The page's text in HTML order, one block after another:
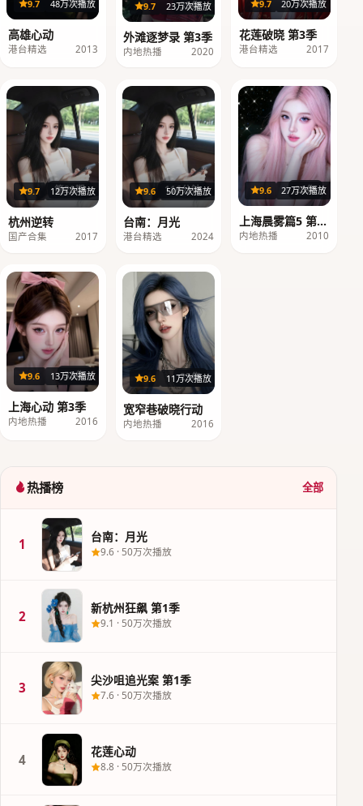
9.7 48万次播放
高雄心动
港台精选 2013
39集
9.7 23万次播放
外滩逐梦录 第3季
内地热播 2020
9.7 20万次播放
花莲破晓 第3季
港台精选 2017
第20期
9.7 12万次播放
杭州逆转
国产合集 2017
116分钟
9.6 50万次播放
台南：月光
港台精选 2024
26集
9.6 27万次播放
上海晨雾篇5 第2
季
内地热播 2010
33集
9.6 13万次播放
上海心动 第3季
内地热播 2016
23集
9.6 11万次播放
宽窄巷破晓行动
内地热播 2016
热播榜 全部
1 台南：月光
9.6 · 50万次播放
2 新杭州狂飙 第1季
9.1 · 50万次播放
3 尖沙咀追光案 第1季
7.6 · 50万次播放
4 花莲心动
8.8 · 50万次播放